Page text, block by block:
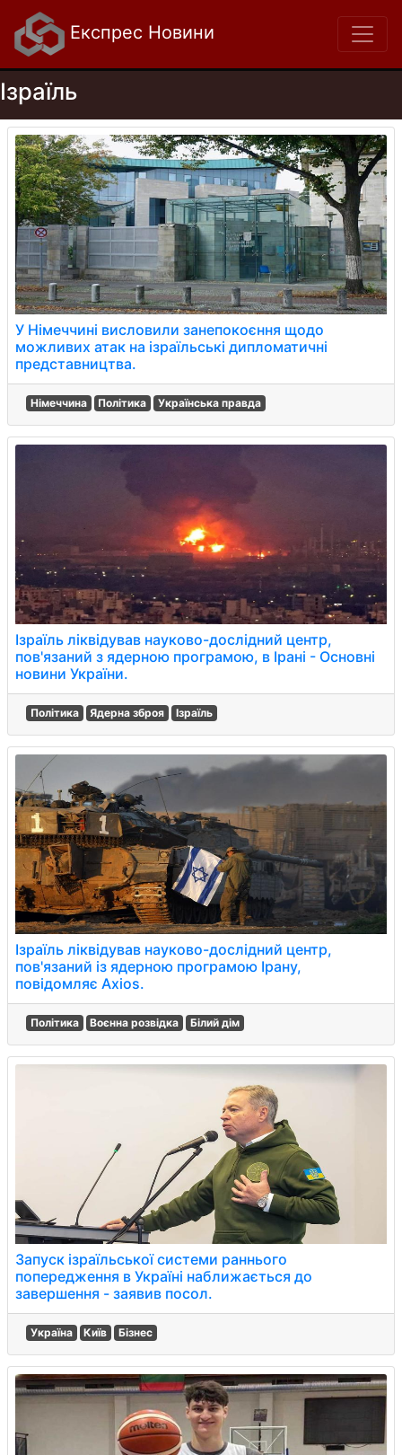
Експрес Новини
Ізраїль
У Німеччині висловили занепокоєння щодо
можливих атак на ізраїльські дипломатичні
представництва.
Німеччина Політика Українська правда
Ізраїль ліквідував науково-дослідний центр,
пов'язаний з ядерною програмою, в Ірані - Основні
новини України.
Політика Ядерна зброя Ізраїль
Ізраїль ліквідував науково-дослідний центр,
пов'язаний із ядерною програмою Ірану,
повідомляє Axios.
Політика Воєнна розвідка Білий дім
Запуск ізраїльської системи раннього
попередження в Україні наближається до
завершення - заявив посол.
Україна Київ Бізнес